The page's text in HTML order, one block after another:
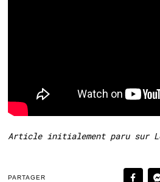
Article initialement paru sur
PARTAGER